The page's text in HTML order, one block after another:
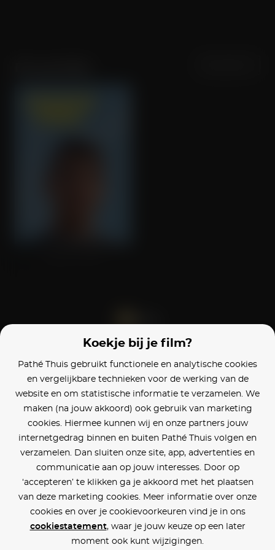
Koekje bij je film?
Pathé Thuis gebruikt functionele en analytische cookies
en vergelijkbare technieken voor de werking van de
website en om statistische informatie te verzamelen. We
maken (na jouw akkoord) ook gebruik van marketing
cookies. Hiermee kunnen wij en onze partners jouw
internetgedrag binnen en buiten Pathé Thuis volgen en
verzamelen. Dan sluiten onze site, app, advertenties en
communicatie aan op jouw interesses. Door op
‘accepteren’ te klikken ga je akkoord met het plaatsen
van deze marketing cookies. Meer informatie over onze
cookies en over je cookievoorkeuren vind je in ons
cookiestatement, waar je jouw keuze op een later
moment ook kunt wijzigingen.
Klantenservice
Betaalinstellingen
Cookie voorkeuren
Over Pathé Thuis
Bioscopen
CVD